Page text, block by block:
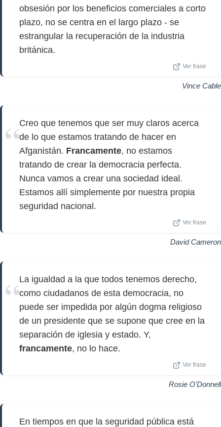
obsesión por los beneficios comerciales a corto
plazo, no se centra en el largo plazo - se
estrangular la recuperación de la industria
británica.
Ver frase
Vince Cable
Creo que tenemos que ser muy claros acerca
de lo que estamos tratando de hacer en
Afganistán. Francamente, no estamos
tratando de crear la democracia perfecta.
Nunca vamos a crear una sociedad ideal.
Estamos allí simplemente por nuestra propia
seguridad nacional.
Ver frase
David Cameron
La igualdad a la que todos tenemos derecho,
como ciudadanos de esta democracia, no
puede ser impedida por algún dogma religioso
de un presidente que se supone que cree en la
separación de iglesia y estado. Y,
francamente, no lo hace.
Ver frase
Rosie O'Donnell
En tiempos en que la seguridad pública está